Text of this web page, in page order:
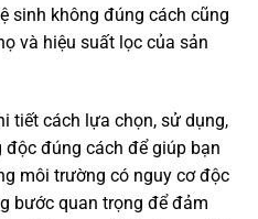
sinh không đúng cách cũng
và hiệu suất lọc của sản
tiết cách lựa chọn, sử dụng,
đúng cách để giúp bạn
môi trường có nguy cơ độc
bước quan trọng để đảm